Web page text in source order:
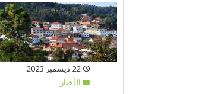
22 ديسمبر 2023
الأخبار